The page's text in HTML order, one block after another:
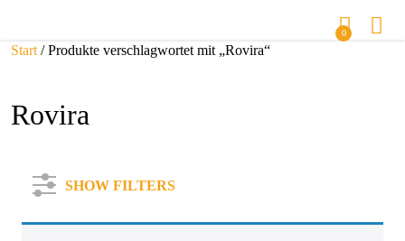
0
Start / Produkte verschlagwortet mit „Rovira“
Rovira
SHOW FILTERS